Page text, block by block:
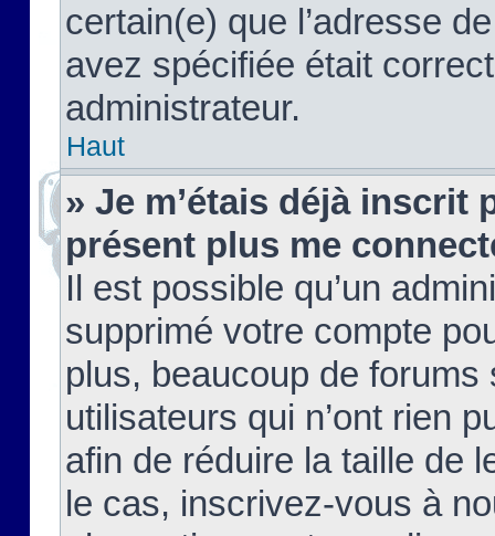
certain(e) que l’adresse
avez spécifiée était
administrateur.
Haut
» Je m’étais déjà inscrit
présent plus me
Il est possible qu’un
supprimé votre compte
plus, beaucoup de
utilisateurs qui n’ont rien
afin de réduire la taille de
le cas, inscrivez-vous à